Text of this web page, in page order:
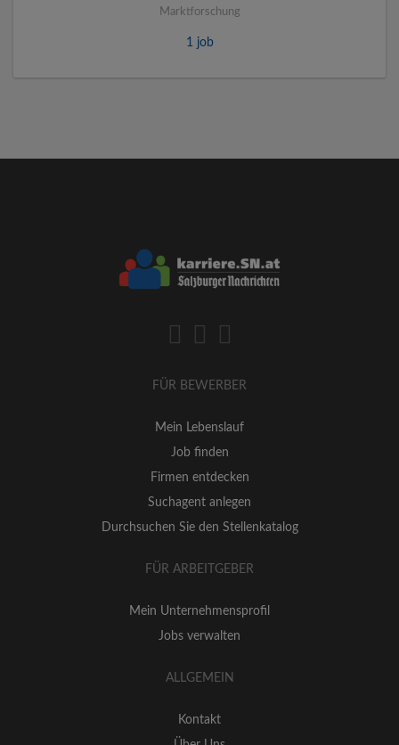
Marktforschung
1 job
FÜR BEWERBER
Mein Lebenslauf
Job finden
Firmen entdecken
Suchagent anlegen
Durchsuchen Sie den Stellenkatalog
FÜR ARBEITGEBER
Mein Unternehmensprofil
Jobs verwalten
ALLGEMEIN
Kontakt